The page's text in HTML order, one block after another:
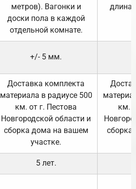
метров). Вагонки и
доски пола в каждой
отдельной комнате.
длина
+/- 5 мм.
Доставка комплекта
материала в радиусе 500
км. от г. Пестова
Новгородской области и
сборка дома на вашем
участке.
км.
5 лет.